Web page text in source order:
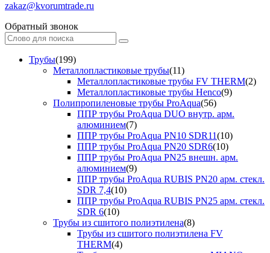
zakaz@kvorumtrade.ru
Обратный звонок
Трубы(199)
Металлопластиковые трубы(11)
Металлопластиковые трубы FV THERM(2)
Металлопластиковые трубы Henco(9)
Полипропиленовые трубы ProAqua(56)
ППР трубы ProAqua DUO внутр. арм.
алюминием(7)
ППР трубы ProAqua PN10 SDR11(10)
ППР трубы ProAqua PN20 SDR6(10)
ППР трубы ProAqua PN25 внешн. арм.
алюминием(9)
ППР трубы ProAqua RUBIS PN20 арм. стекл.
SDR 7,4(10)
ППР трубы ProAqua RUBIS PN25 арм. стекл.
SDR 6(10)
Трубы из сшитого полиэтилена(8)
Трубы из сшитого полиэтилена FV
THERM(4)